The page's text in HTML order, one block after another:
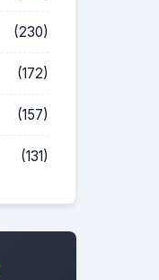
(230)
(172)
(157)
(131)